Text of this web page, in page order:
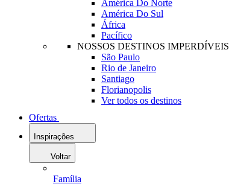
América Do Norte
América Do Sul
África
Pacífico
NOSSOS DESTINOS IMPERDÍVEIS
São Paulo
Rio de Janeiro
Santiago
Florianopolis
Ver todos os destinos
Ofertas
Inspirações
Voltar
Família